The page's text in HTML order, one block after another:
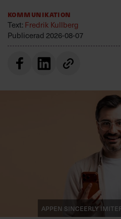
Kommunikation
Text:Fredrik Kullberg
Publicerad 2026-08-07
Appen Sinceerly